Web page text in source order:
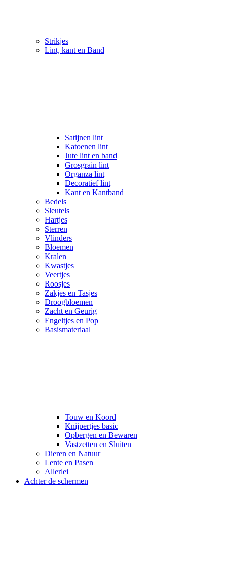
Strikjes
Lint, kant en Band
Satijnen lint
Katoenen lint
Jute lint en band
Grosgrain lint
Organza lint
Decoratief lint
Kant en Kantband
Bedels
Sleutels
Hartjes
Sterren
Vlinders
Bloemen
Kralen
Kwastjes
Veertjes
Roosjes
Zakjes en Tasjes
Droogbloemen
Zacht en Geurig
Engeltjes en Pop
Basismateriaal
Touw en Koord
Knijpertjes basic
Opbergen en Bewaren
Vastzetten en Sluiten
Dieren en Natuur
Lente en Pasen
Allerlei
Achter de schermen